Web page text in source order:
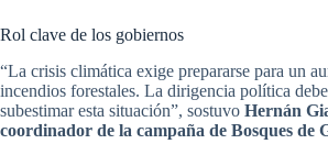
Rol clave de los gobiernos
“La crisis climática exige prepararse para un
incendios forestales. La dirigencia política
subestimar esta situación”, sostuvo Hernán
coordinador de la campaña de Bosques de